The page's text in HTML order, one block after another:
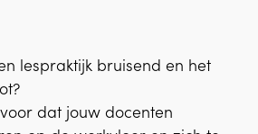
lespraktijk bruisend en het
dat jouw docenten